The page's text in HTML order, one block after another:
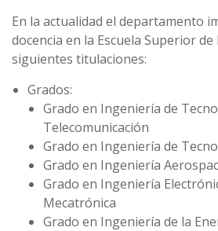
En la actualidad el departamento
docencia en la Escuela Superior
siguientes titulaciones:
Grados:
Grado en Ingeniería de
Telecomunicación
Grado en Ingeniería de
Grado en Ingeniería
Grado en Ingeniería
Mecatrónica
Grado en Ingeniería de la